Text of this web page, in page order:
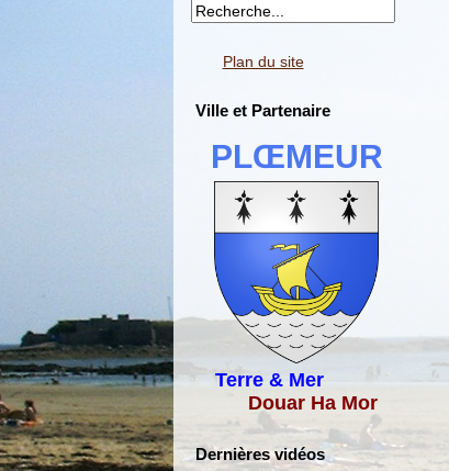
Plan du site
Ville et Partenaire
PLŒMEUR
Terre & Mer
Douar Ha Mor
Dernières vidéos